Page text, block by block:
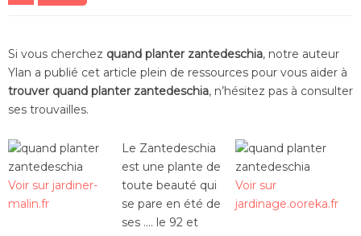
Si vous cherchez quand planter zantedeschia, notre auteur
Ylan a publié cet article plein de ressources pour vous aider à
trouver quand planter zantedeschia, n’hésitez pas à consulter
ses trouvailles.
Voir sur jardiner-
malin.fr
Le Zantedeschia
est une plante de
toute beauté qui
se pare en été de
ses …. le 92 et
Voir sur
jardinage.ooreka.fr